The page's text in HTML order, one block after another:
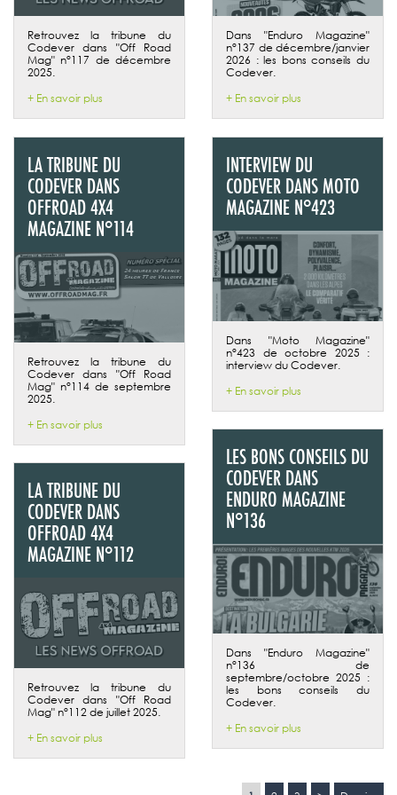
Retrouvez la tribune du
Codever dans "Off Road
Mag" n°117 de décembre
2025.
+ En savoir plus
Dans "Enduro Magazine"
n°137 de décembre/janvier
2026 : les bons conseils du
Codever.
+ En savoir plus
LA TRIBUNE DU
CODEVER DANS
OFFROAD 4X4
MAGAZINE N°114
Retrouvez la tribune du
Codever dans "Off Road
Mag" n°114 de septembre
2025.
+ En savoir plus
INTERVIEW DU
CODEVER DANS MOTO
MAGAZINE N°423
Dans "Moto Magazine"
n°423 de octobre 2025 :
interview du Codever.
+ En savoir plus
LES BONS CONSEILS DU
CODEVER DANS
ENDURO MAGAZINE
N°136
Dans "Enduro Magazine"
n°136 de
septembre/octobre 2025 :
les bons conseils du
Codever.
+ En savoir plus
LA TRIBUNE DU
CODEVER DANS
OFFROAD 4X4
MAGAZINE N°112
Retrouvez la tribune du
Codever dans "Off Road
Mag" n°112 de juillet 2025.
+ En savoir plus